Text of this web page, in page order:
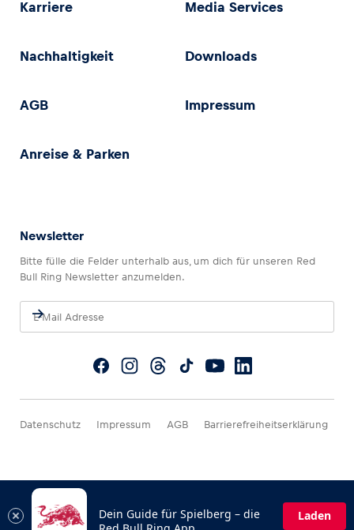
Karriere Media Services
Nachhaltigkeit Downloads
AGB Impressum
Anreise & Parken
Newsletter
Bitte fülle die Felder unterhalb aus, um dich für unseren Red
Bull Ring Newsletter anzumelden.
Datenschutz Impressum AGB Barrierefreiheitserklärung
Dein Guide für Spielberg – die
Laden